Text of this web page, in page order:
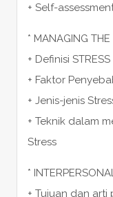
+ Self-
* MANAGING THE
+ Definisi STRESS
+ Faktor
+ Jenis-jenis
+ Teknik dalam
Stress
*
+ Tujuan dan